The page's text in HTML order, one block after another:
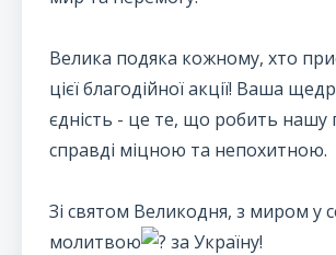
Велика подяка кожному, хто
цієї благодійної акції! Ваша
єдність - це те, що робить нашу
справді міцною та непохитною.
Зі святом Великодня, з миром у
молитвою
за Україну!